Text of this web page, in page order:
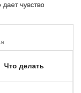
чувство
Что делать